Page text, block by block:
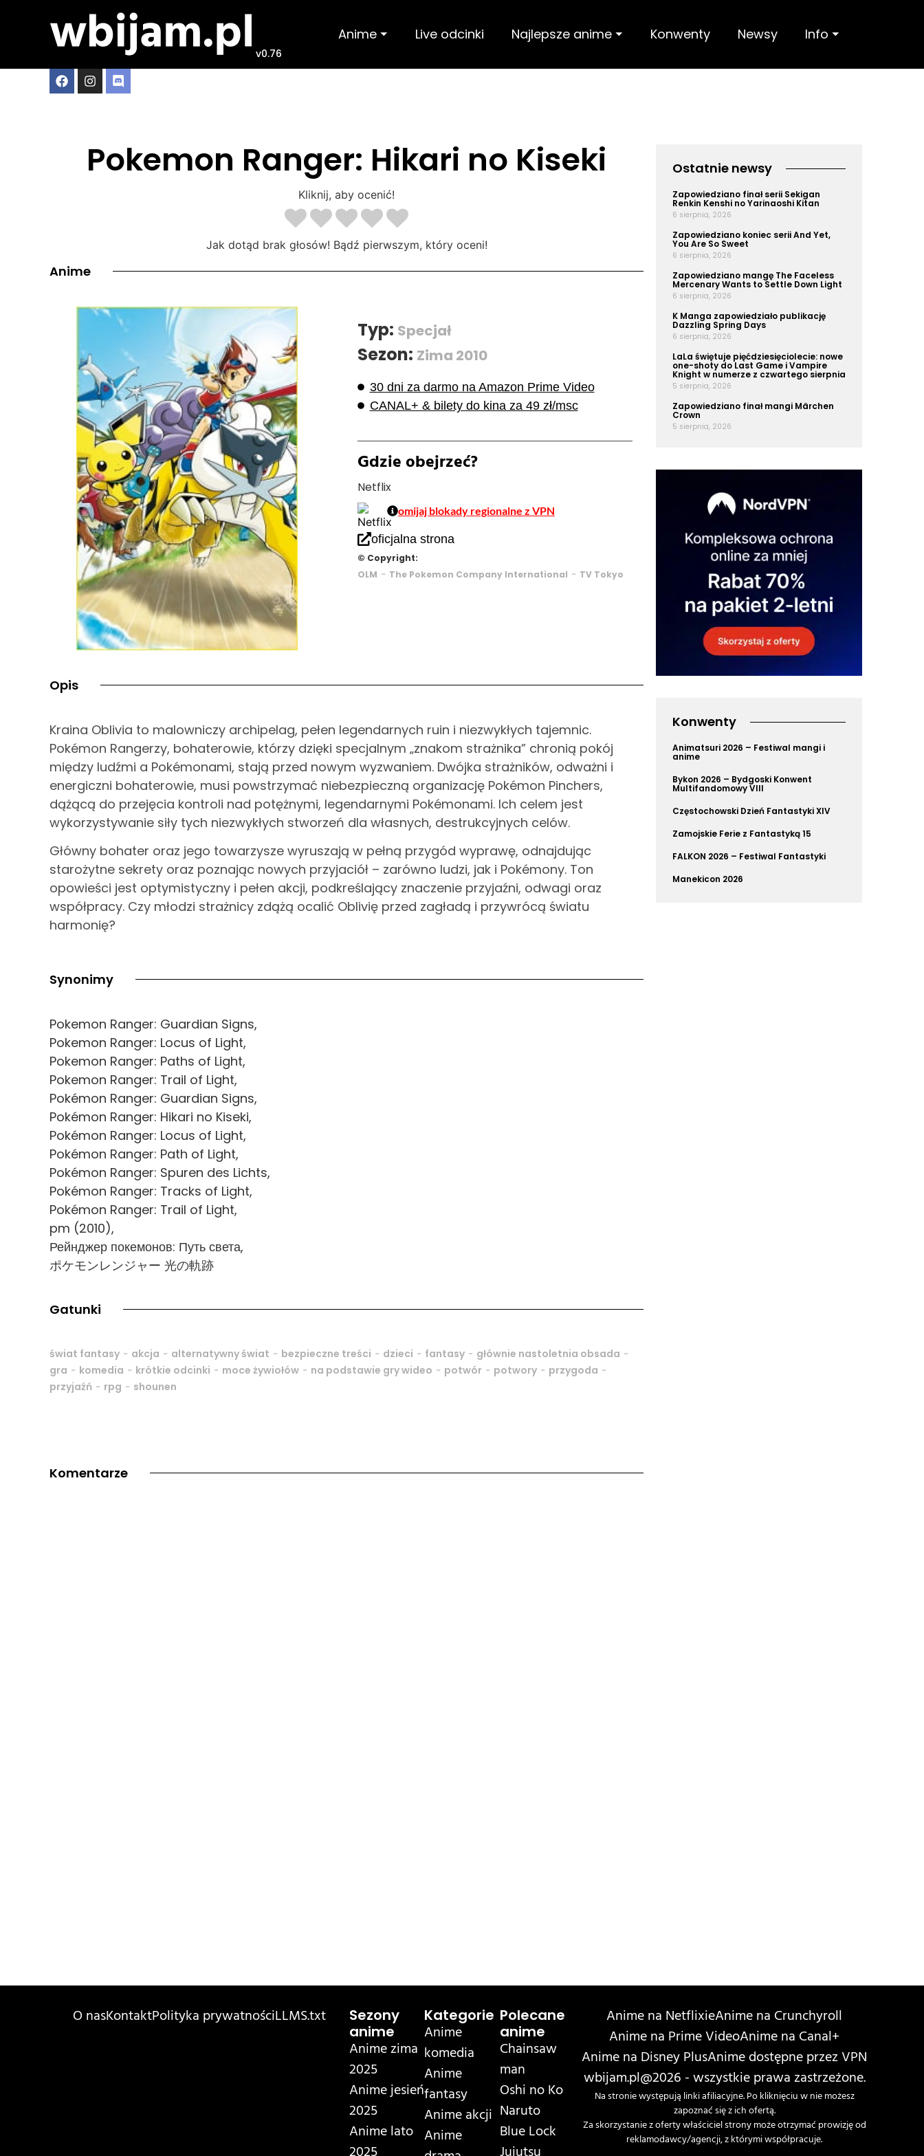
v0.76
Anime ⏷ Live odcinki Najlepsze anime ⏷ Konwenty Newsy Info ⏷
Pokemon Ranger: Hikari no Kiseki
Kliknij, aby ocenić!
Jak dotąd brak głosów! Bądź pierwszym, który oceni!
Anime
Typ: Specjał
Sezon: Zima 2010
30 dni za darmo na Amazon Prime Video
CANAL+ & bilety do kina za 49 zł/msc
Gdzie obejrzeć?
Netflix
omijaj blokady regionalne z VPN
oficjalna strona
© Copyright:
OLM - The Pokemon Company International - TV Tokyo
Opis
Kraina Oblivia to malowniczy archipelag, pełen legendarnych ruin i niezwykłych tajemnic.
Pokémon Rangerzy, bohaterowie, którzy dzięki specjalnym „znakom strażnika” chronią pokój
między ludźmi a Pokémonami, stają przed nowym wyzwaniem. Dwójka strażników, odważni i
energiczni bohaterowie, musi powstrzymać niebezpieczną organizację Pokémon Pinchers,
dążącą do przejęcia kontroli nad potężnymi, legendarnymi Pokémonami. Ich celem jest
wykorzystywanie siły tych niezwykłych stworzeń dla własnych, destrukcyjnych celów.
Główny bohater oraz jego towarzysze wyruszają w pełną przygód wyprawę, odnajdując
starożytne sekrety oraz poznając nowych przyjaciół – zarówno ludzi, jak i Pokémony. Ton
opowieści jest optymistyczny i pełen akcji, podkreślający znaczenie przyjaźni, odwagi oraz
współpracy. Czy młodzi strażnicy zdążą ocalić Oblivię przed zagładą i przywrócą światu
harmonię?
Synonimy
Pokemon Ranger: Guardian Signs,
Pokemon Ranger: Locus of Light,
Pokemon Ranger: Paths of Light,
Pokemon Ranger: Trail of Light,
Pokémon Ranger: Guardian Signs,
Pokémon Ranger: Hikari no Kiseki,
Pokémon Ranger: Locus of Light,
Pokémon Ranger: Path of Light,
Pokémon Ranger: Spuren des Lichts,
Pokémon Ranger: Tracks of Light,
Pokémon Ranger: Trail of Light,
pm (2010),
Рейнджер покемонов: Путь света,
ポケモンレンジャー 光の軌跡
Gatunki
świat fantasy - akcja - alternatywny świat - bezpieczne treści - dzieci - fantasy - głównie nastoletnia obsada -
gra - komedia - krótkie odcinki - moce żywiołów - na podstawie gry wideo - potwór - potwory - przygoda -
przyjaźń - rpg - shounen
Komentarze
Ostatnie newsy
Zapowiedziano finał serii Sekigan
Renkin Kenshi no Yarinaoshi Kitan
6 sierpnia, 2026
Zapowiedziano koniec serii And Yet,
You Are So Sweet
6 sierpnia, 2026
Zapowiedziano mangę The Faceless
Mercenary Wants to Settle Down Light
6 sierpnia, 2026
K Manga zapowiedziało publikację
Dazzling Spring Days
6 sierpnia, 2026
LaLa świętuje pięćdziesięciolecie: nowe
one-shoty do Last Game i Vampire
Knight w numerze z czwartego sierpnia
5 sierpnia, 2026
Zapowiedziano finał mangi Märchen
Crown
5 sierpnia, 2026
Konwenty
Animatsuri 2026 – Festiwal mangi i
anime
Bykon 2026 – Bydgoski Konwent
Multifandomowy VIII
Częstochowski Dzień Fantastyki XIV
Zamojskie Ferie z Fantastyką 15
FALKON 2026 – Festiwal Fantastyki
Manekicon 2026
O nasKontaktPolityka prywatnościLLMS.txt
Sezony
anime
Anime zima
2025
Anime jesień
2025
Anime lato
Kategorie
Anime
komedia
Anime
fantasy
Anime akcji
Anime
Polecane
anime
Chainsaw
man
Oshi no Ko
Naruto
Blue Lock
Anime na NetflixieAnime na Crunchyroll
Anime na Prime VideoAnime na Canal+
Anime na Disney PlusAnime dostępne przez VPN
wbijam.pl@2026 - wszystkie prawa zastrzeżone.
Na stronie występują linki afiliacyjne. Po kliknięciu w nie możesz
zapoznać się z ich ofertą.
Za skorzystanie z oferty właściciel strony może otrzymać prowizję od
reklamodawcy/agencji, z którymi współpracuje.